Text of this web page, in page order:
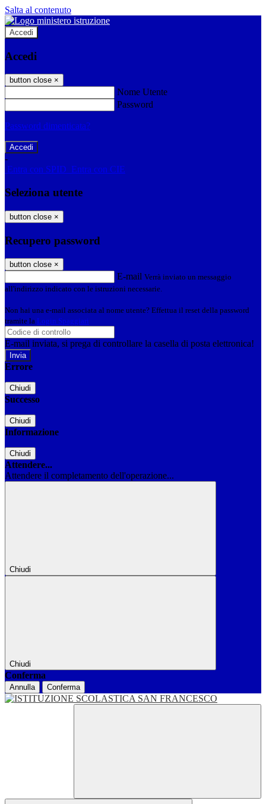
Salta al contenuto
Accedi
Accedi
button close ×
Nome Utente
Password
Password dimenticata?
-
Entra con SPID Entra con CIE
Seleziona utente
button close ×
Recupero password
button close ×
E-mail Verrà inviato un messaggio
all'indirizzo indicato con le istruzioni necessarie.
Non hai una e-mail associata al nome utente? Effettua il reset della password
tramite la Login Spaggiari
E-mail inviata, si prega di controllare la casella di posta elettronica!
Errore
Chiudi
Successo
Chiudi
Informazione
Chiudi
Attendere...
Attendere il completamento dell'operazione...
Chiudi
Chiudi
Conferma
Annulla Conferma